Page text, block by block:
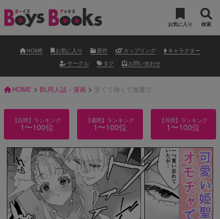
お気に入り 検索
HOME お気に入り 原作 カップリング
キャラクター
サークル
タグ お問い合わせ
HOME > BL同人誌・漫画 > 甘くて熱くて激重で
【日間】ランキング
1〜100位
【週間】ランキング
1〜100位
【月間】ランキング
1〜100位